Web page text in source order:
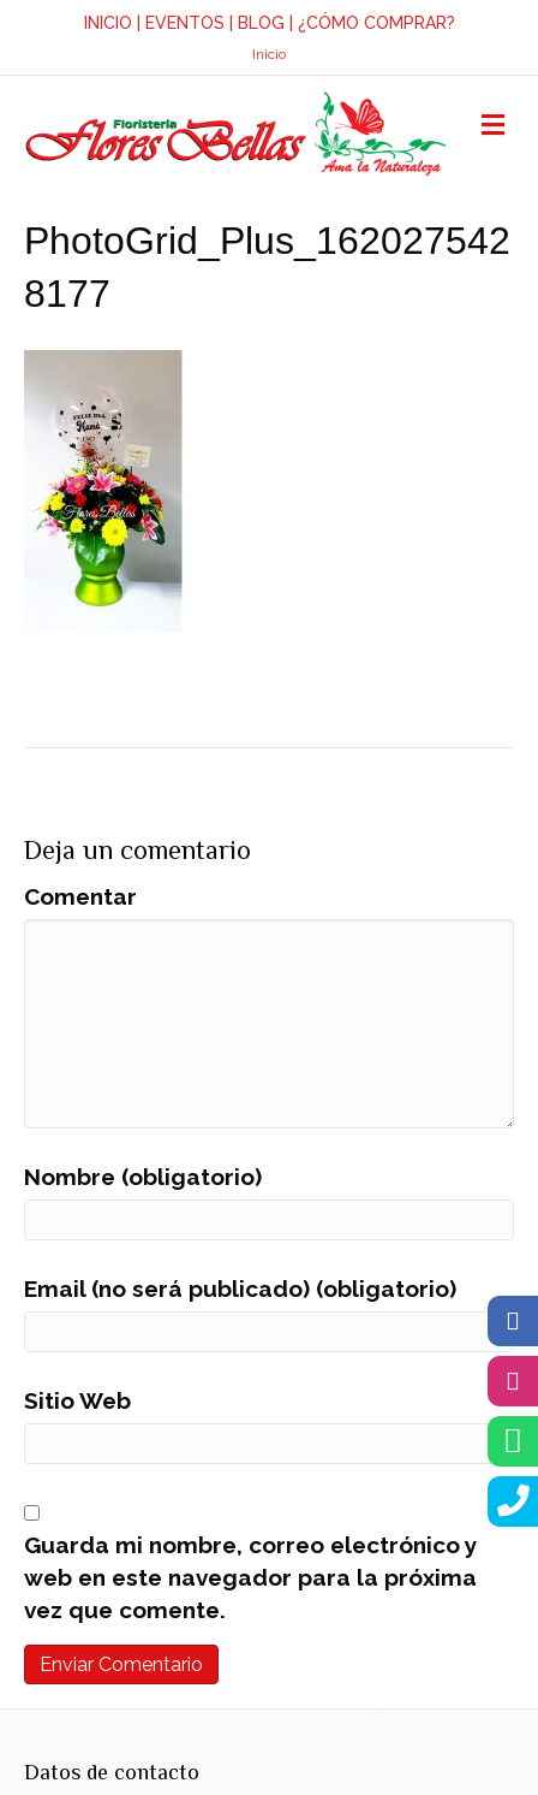
INICIO EVENTOS BLOG ¿CÓMO COMPRAR?
Inicio
M
E
PhotoGrid_Plus_162027542
8177
Deja un comentario
Comentar
Nombre (obligatorio)
Email (no será publicado) (obligatorio)
Sitio Web
Guarda mi nombre, correo electrónico y
web en este navegador para la próxima
vez que comente.
Datos de contacto